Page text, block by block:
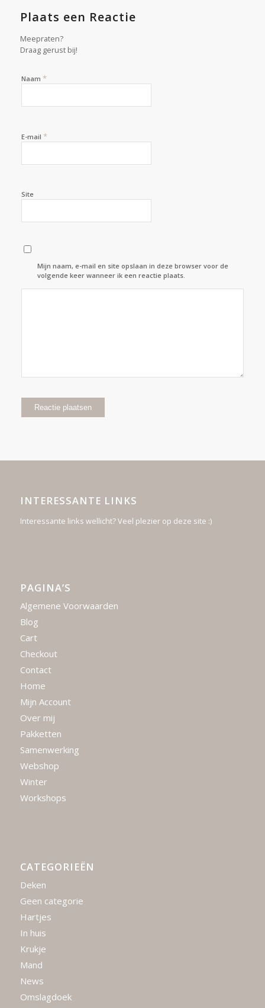
Plaats een Reactie
Meepraten?
Draag gerust bij!
Naam *
E-mail *
Site
Mijn naam, e-mail en site opslaan in deze browser voor de
volgende keer wanneer ik een reactie plaats.
INTERESSANTE LINKS
Interessante links wellicht? Veel plezier op deze site :)
PAGINA’S
Algemene Voorwaarden
Blog
Cart
Checkout
Contact
Home
Mijn Account
Over mij
Pakketten
Samenwerking
Webshop
Winter
Workshops
CATEGORIEËN
Deken
Geen categorie
Hartjes
In huis
Krukje
Mand
News
Omslagdoek